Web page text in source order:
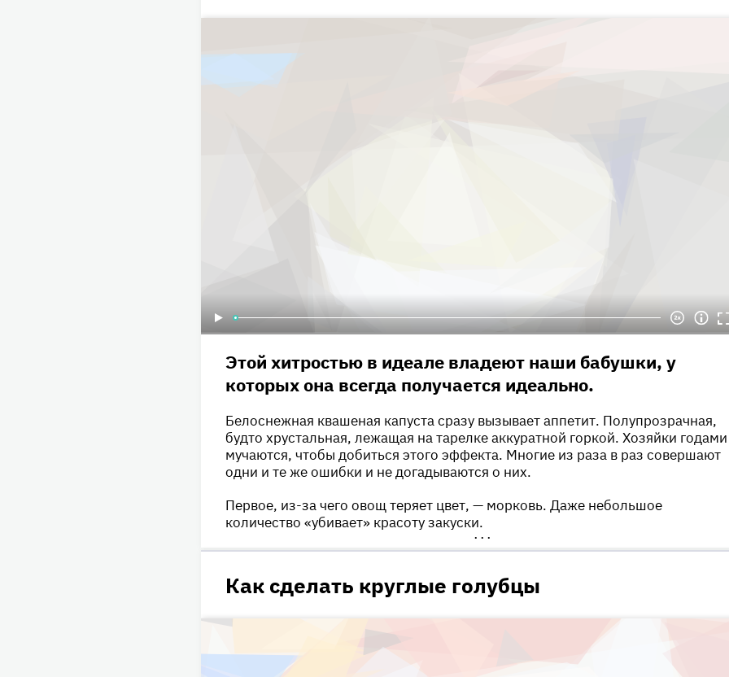
Этой хитростью в идеале владеют наши бабушки, у
которых она всегда получается идеально.
Белоснежная квашеная капуста сразу вызывает аппетит. Полупрозрачная,
будто хрустальная, лежащая на тарелке аккуратной горкой. Хозяйки годами
мучаются, чтобы добиться этого эффекта. Многие из раза в раз совершают
одни и те же ошибки и не догадываются о них.
Первое, из-за чего овощ теряет цвет, — морковь. Даже небольшое
количество «убивает» красоту закуски.
•••
Как сделать круглые голубцы